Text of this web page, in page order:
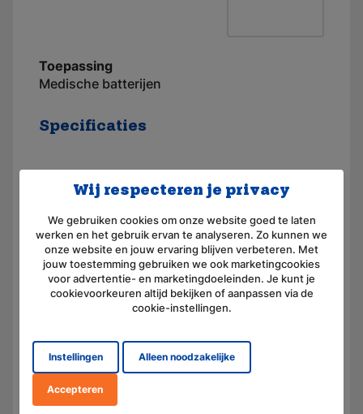
Toepassing
Medische batterijen
Specificaties
Geschikt voor merk Physio Control
Artikelnummer 110064
Voltage (V) 12,0
Chemie Nikkel-cadmium
Wij respecteren je privacy
We gebruiken cookies om onze website goed te laten
werken en het gebruik ervan te analyseren. Zo kunnen we
onze website en jouw ervaring blijven verbeteren. Met
jouw toestemming gebruiken we ook marketingcookies
voor advertentie- en marketingdoeleinden. Je kunt je
cookievoorkeuren altijd bekijken of aanpassen via de
cookie-instellingen.
Instellingen Alleen noodzakelijke
Accepteren